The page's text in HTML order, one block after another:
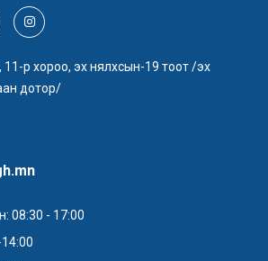
11-р хороо, эх нялхсын-19 тоот /эх
дотор/
08:30 - 17:00